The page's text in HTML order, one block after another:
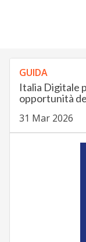
GUIDA
Italia Digitale
opportunità
31 Mar 2026